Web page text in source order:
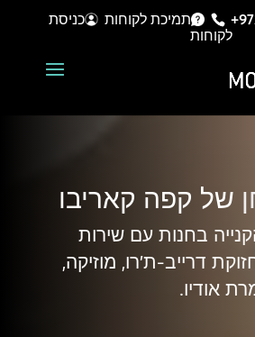
תמיכת לקוחות
כניסת
לקוחות
של קפה קאריבו
בחנות עם שירות
דרייב-ת'רו, מוזיקה,
אודיו.